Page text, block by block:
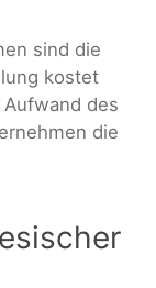
sind die
kostet
des
die